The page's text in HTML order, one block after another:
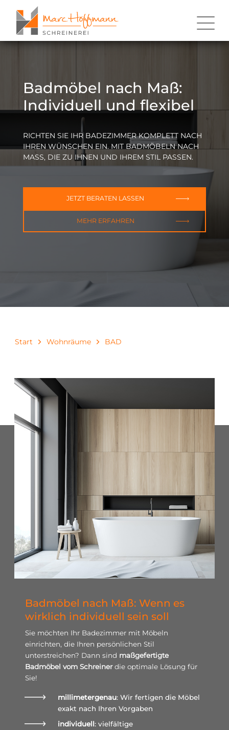
Badmöbel nach Maß:
Individuell und flexibel
RICHTEN SIE IHR BADEZIMMER KOMPLETT NACH
IHREN WÜNSCHEN EIN. MIT BADMÖBELN NACH
MASS, DIE ZU IHNEN UND IHREM STIL PASSEN.
JETZT BERATEN LASSEN
MEHR ERFAHREN
Start Wohnräume BAD
Badmöbel nach Maß: Wenn es
wirklich individuell sein soll
Sie möchten Ihr Badezimmer mit Möbeln
einrichten, die Ihren persönlichen Stil
unterstreichen? Dann sind maßgefertigte
Badmöbel vom Schreinerdie optimale Lösung für
Sie!
millimetergenau: Wir fertigen die Möbel
exakt nach Ihren Vorgaben
individuell: vielfältige